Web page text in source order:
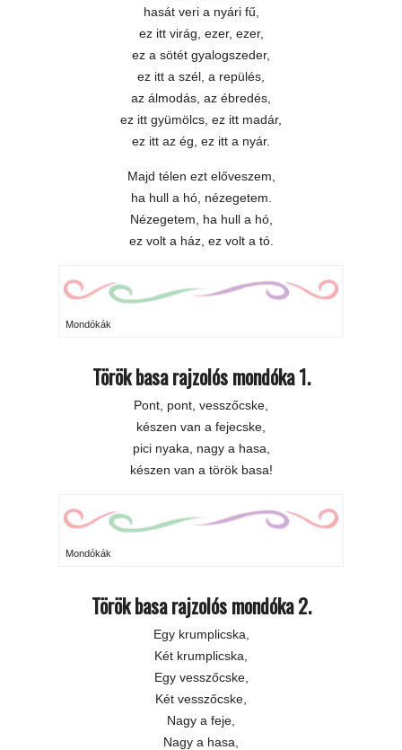
hasát veri a nyári fű,
ez itt virág, ezer, ezer,
ez a sötét gyalogszeder,
ez itt a szél, a repülés,
az álmodás, az ébredés,
ez itt gyümölcs, ez itt madár,
ez itt az ég, ez itt a nyár.
Majd télen ezt előveszem,
ha hull a hó, nézegetem.
Nézegetem, ha hull a hó,
ez volt a ház, ez volt a tó.
Mondókák
Török basa rajzolós mondóka 1.
Pont, pont, vesszőcske,
készen van a fejecske,
pici nyaka, nagy a hasa,
készen van a török basa!
Mondókák
Török basa rajzolós mondóka 2.
Egy krumplicska,
Két krumplicska,
Egy vesszőcske,
Két vesszőcske,
Nagy a feje,
Nagy a hasa,